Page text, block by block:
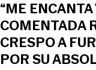
“ME
COMENTADA
CRESPO A
POR SU